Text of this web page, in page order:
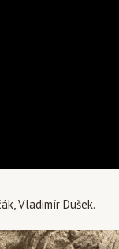
Vladimír Dušek.